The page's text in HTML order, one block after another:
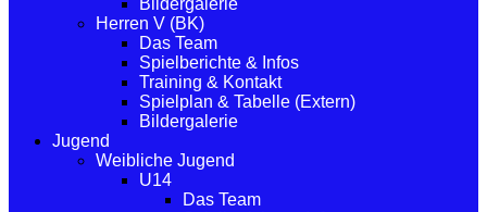
Bildergalerie
Herren V (BK)
Das Team
Spielberichte & Infos
Training & Kontakt
Spielplan & Tabelle (Extern)
Bildergalerie
Jugend
Weibliche Jugend
U14
Das Team